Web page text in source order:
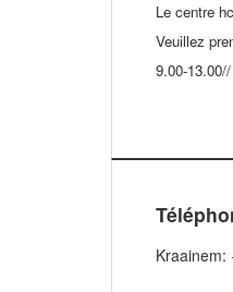
Le centre
Veuillez
9.00-
Kraainem: